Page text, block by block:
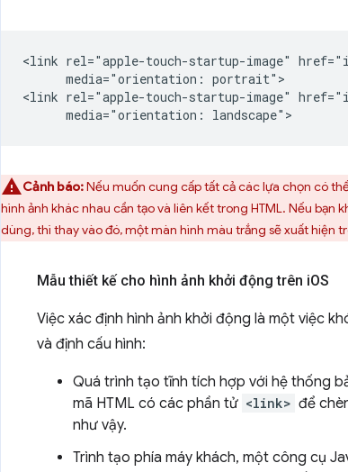
<link rel="apple-touch-startup-image"
      media="orientation: portrait">
<link rel="apple-touch-startup-image"
Cảnh báo:Nếu muốn cung cấp tất cả các lựa chọn có
hình ảnh khác nhau cần tạo và liên kết trong HTML. Nếu bạn
dùng, thì thay vào đó, một màn hình màu trắng sẽ xuất hiện
Mẫu thiết kế cho hình ảnh khởi động trên iOS
Việc xác định hình ảnh khởi động là một việc
và định cấu hình:
Quá trình tạo tĩnh tích hợp với hệ thống
mã HTML có các phần tử <link> để
như vậy.
Trình tạo phía máy khách, một công cụ